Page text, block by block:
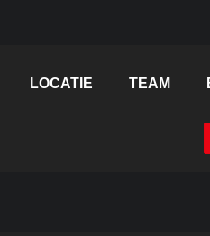
LOCATIE TEAM